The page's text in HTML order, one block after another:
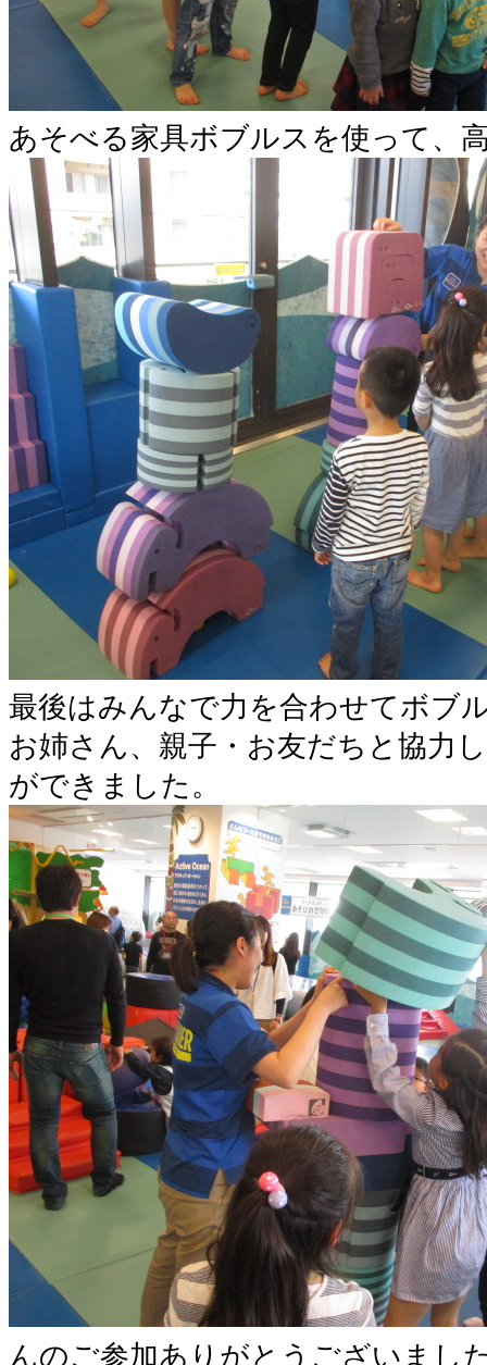
あそべる家具ボブルスを使って、
最後はみんなで力を合わせてボブ
お姉さん、親子・お友だちと協力
ができました。
んのご参加ありがとうございまし